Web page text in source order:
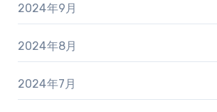
2024年9月
2024年8月
2024年7月